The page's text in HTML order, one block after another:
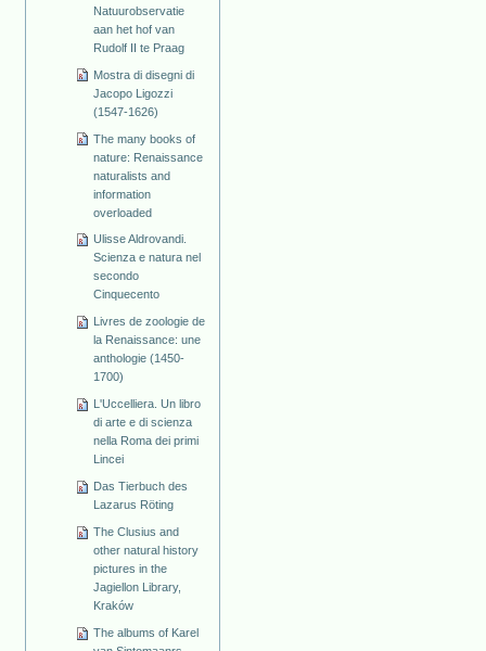
Natuurobservatie
aan het hof van
Rudolf II te Praag
Mostra di disegni di
Jacopo Ligozzi
(1547-1626)
The many books of
nature: Renaissance
naturalists and
information
overloaded
Ulisse Aldrovandi.
Scienza e natura nel
secondo
Cinquecento
Livres de zoologie de
la Renaissance: une
anthologie (1450-
1700)
L'Uccelliera. Un libro
di arte e di scienza
nella Roma dei primi
Lincei
Das Tierbuch des
Lazarus Röting
The Clusius and
other natural history
pictures in the
Jagiellon Library,
Kraków
The albums of Karel